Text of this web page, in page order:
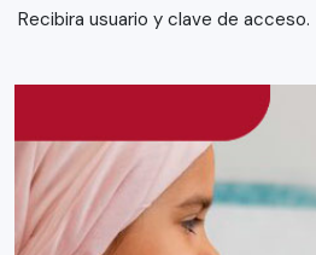
Recibira usuario y clave de acceso.